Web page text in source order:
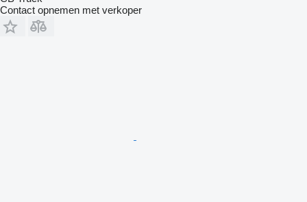
Contact opnemen met verkoper